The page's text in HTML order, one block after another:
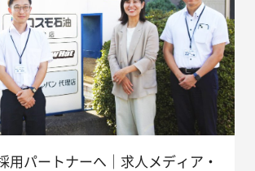
用パートナーへ｜求人メディア・